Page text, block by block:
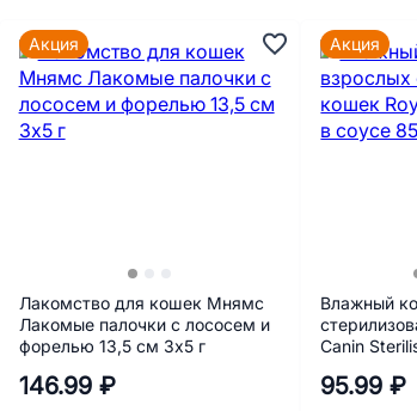
Лакомство для кошек Мнямс
Лакомые палочки с лососем и
форелью 13,5 см 3х5 г
146.99 ₽
Акция
Влажный
Canin
95.99 ₽
Акция